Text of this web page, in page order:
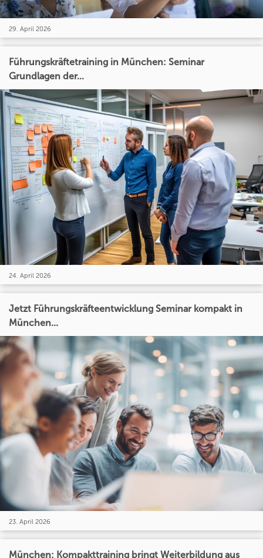
29. April 2026
Führungskräftetraining in München: Seminar
Grundlagen der...
24. April 2026
Jetzt Führungskräfteentwicklung Seminar kompakt in
München...
23. April 2026
München: Kompakttraining bringt Weiterbildung aus